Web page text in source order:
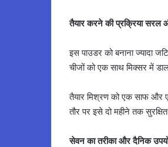
तैयार करने की प्रक्रिया सरल
इस पाउडर को बनाना ज्यादा
चीजों को एक साथ मिक्सर में
तैयार मिश्रण को एक साफ और
तौर पर इसे दो महीने तक
सेवन का तरीका और दैनिक